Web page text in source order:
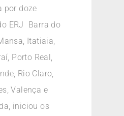
por doze
ERJ  Barra do
Itatiaia,
Porto Real,
Rio Claro,
Valença e
iniciou os